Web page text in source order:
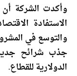
وأكدت الشركة أن
الاستفادة
والتوسع في
جذب شرائح
الدولارية للقطاع.